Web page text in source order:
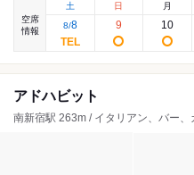
空席
情報
土
8/8
日
9
月
10
アドハビット
南新宿駅 263m / イタリアン、バー、